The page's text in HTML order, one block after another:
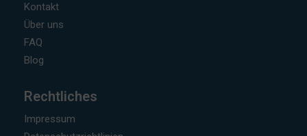
Kontakt
Über uns
FAQ
Blog
Rechtliches
Impressum